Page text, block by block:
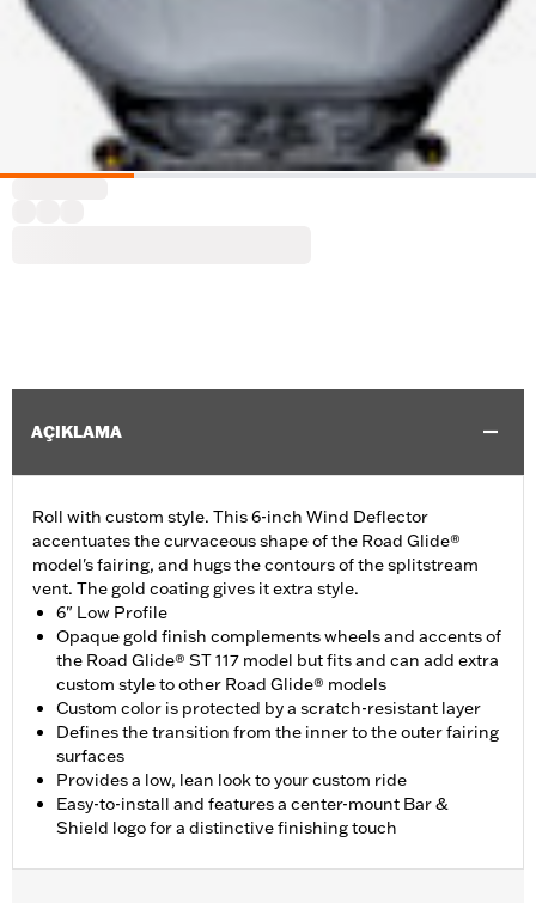
AÇIKLAMA
Roll with custom style. This 6-inch Wind Deflector
accentuates the curvaceous shape of the Road Glide®
model's fairing, and hugs the contours of the splitstream
vent. The gold coating gives it extra style.
6" Low Profile
Opaque gold finish complements wheels and accents of
the Road Glide® ST 117 model but fits and can add extra
custom style to other Road Glide® models
Custom color is protected by a scratch-resistant layer
Defines the transition from the inner to the outer fairing
surfaces
Provides a low, lean look to your custom ride
Easy-to-install and features a center-mount Bar &
Shield logo for a distinctive finishing touch